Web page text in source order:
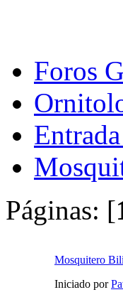
Foros
Páginas: [
Mosquitero
Iniciado por